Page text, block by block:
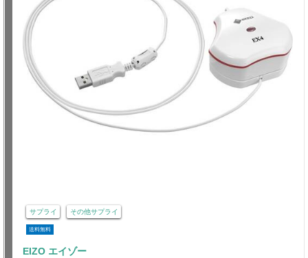
サプライ その他サプライ
送料無料
EIZO エイゾー